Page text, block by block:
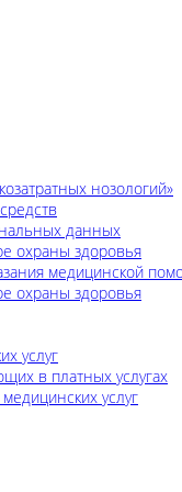
нозологий»
данных
охраны здоровья
медицинской
охраны здоровья
услуг
в платных услугах
услуг